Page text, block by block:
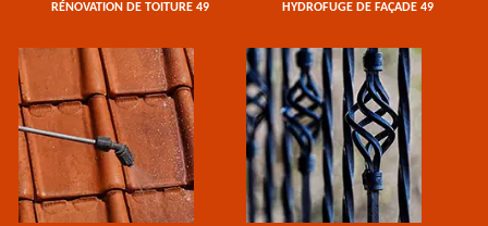
RÉNOVATION DE TOITURE 49 HYDROFUGE DE FAÇADE 49